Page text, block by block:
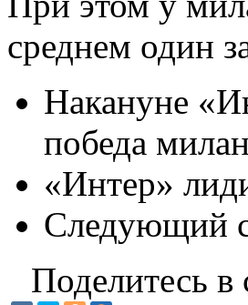
среднем один
Накануне
победа
«Интер»
Следующий
Поделитесь в